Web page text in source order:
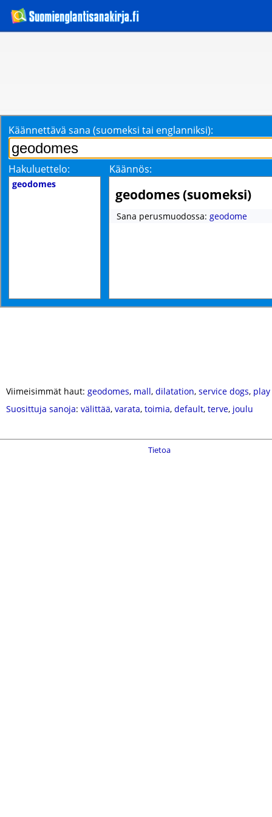
Käännettävä sana (suomeksi tai englanniksi):
Hakuluettelo: Käännös:
geodomes
geodomes (suomeksi)
Sana perusmuodossa: geodome
Viimeisimmät haut: geodomes, mall, dilatation, service dogs,
Suosittuja sanoja: välittää, varata, toimia, default, terve, joulu
Tietoa